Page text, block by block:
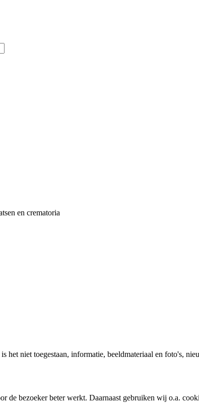
en crematoria
niet toegestaan, informatie, beeldmateriaal en foto's,
de bezoeker beter werkt. Daarnaast gebruiken wij o.a.